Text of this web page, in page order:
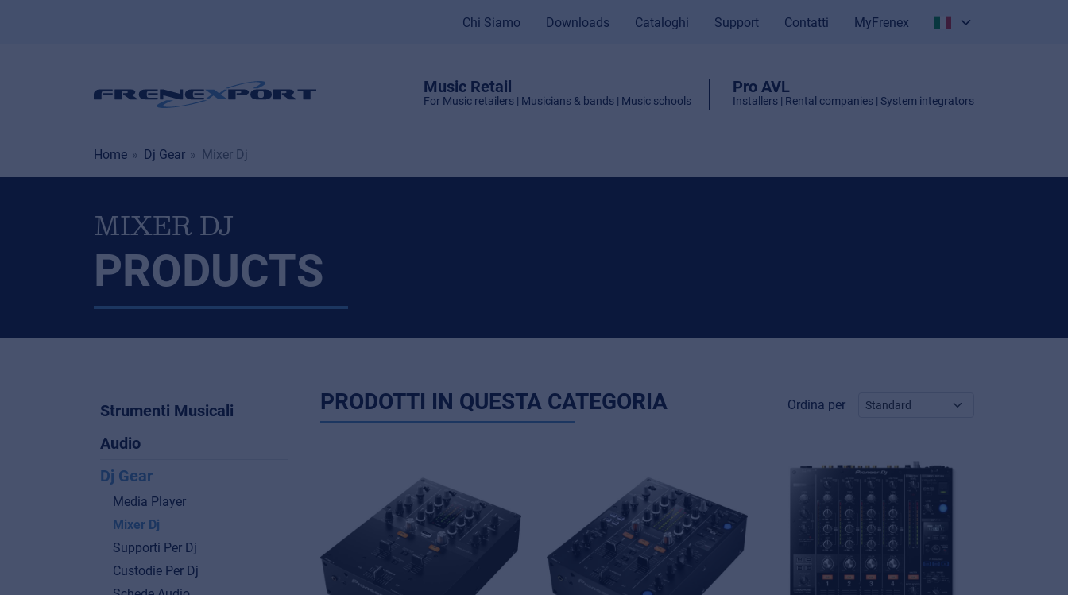
Chi Siamo Downloads Cataloghi Support Contatti
MyFrenex
Music Retail
For Music retailers | Musicians & bands | Music schools
Pro AVL
Installers | Rental companies | System integrators
Home Dj Gear Mixer Dj
MIXER DJ
PRODUCTS
Strumenti Musicali
Audio
Dj Gear
Media Player
Mixer Dj
Supporti Per Dj
Custodie Per Dj
PRODOTTI IN QUESTA CATEGORIA Ordina per